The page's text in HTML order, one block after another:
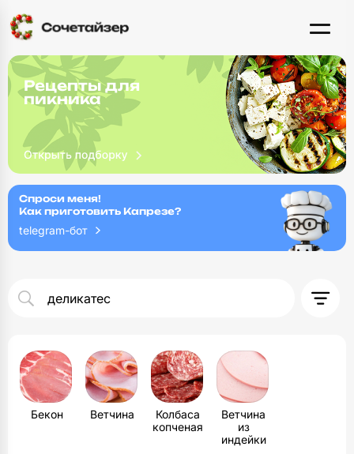
Рецепты для
пикника
Спроси меня!
Как приготовить Капрезе?
telegram-бот
Бекон Ветчина
Колбаса
копченая
Ветчина
из
индейки